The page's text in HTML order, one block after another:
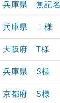
兵庫県 無記名
兵庫県 Ｉ様
大阪府 T様
兵庫県 S様
京都府 S様